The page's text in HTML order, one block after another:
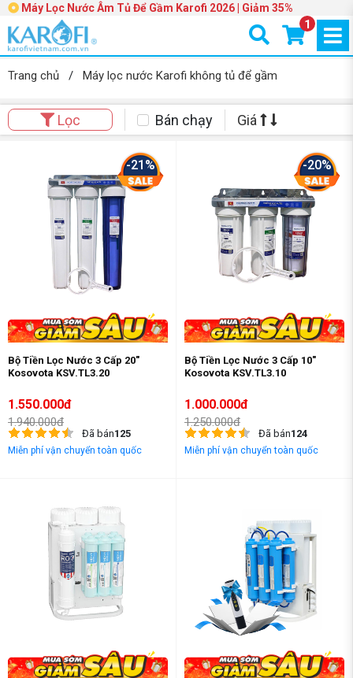
Máy Lọc Nước Âm Tủ Để Gầm Karofi 2026 | Giảm 35%
1
Trang chủ / Máy lọc nước Karofi không tủ để gầm
Lọc Bán chạy Giá
-21%
Bộ Tiền Lọc Nước 3 Cấp 20"
Kosovota KSV.TL3.20
1.550.000đ
1.940.000đ
Đã bán125
Miễn phí vận chuyển toàn quốc
-20%
Bộ Tiền Lọc Nước 3 Cấp 10"
Kosovota KSV.TL3.10
1.000.000đ
1.250.000đ
Đã bán124
Miễn phí vận chuyển toàn quốc